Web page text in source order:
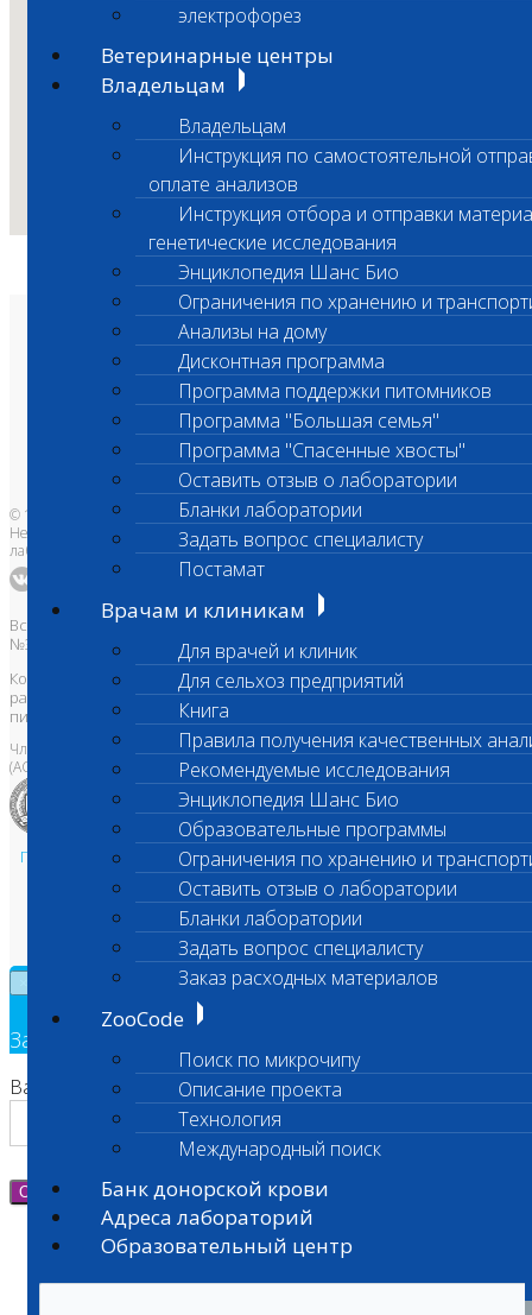
электрофорез
Ветеринарные центры
Владельцам
Владельцам
Инструкция по самостоятельной
оплате анализов
Инструкция отбора и отправки
генетические исследования
Энциклопедия Шанс Био
Ограничения по хранению и
Анализы на дому
Дисконтная программа
Программа поддержки питомников
Программа "Большая семья"
Программа "Спасенные хвосты"
Оставить отзыв о лаборатории
Бланки лаборатории
Задать вопрос специалисту
Постамат
Врачам и клиникам
Для врачей и клиник
Для сельхоз предприятий
Книга
Правила получения качественных
Рекомендуемые исследования
Энциклопедия Шанс Био
Образовательные программы
Ограничения по хранению и
Оставить отзыв о лаборатории
Бланки лаборатории
Задать вопрос специалисту
Заказ расходных материалов
ZooCode
Поиск по микрочипу
Описание проекта
Технология
Международный поиск
Банк донорской крови
Адреса лабораторий
Образовательный центр
О лаборатории
Анализы и цены
Ветеринарные центры
Владельцам
Врачам и клиникам
Бланки лаборатории
Банк донорской крови
Адреса лабораторий
© 1996-2026
Независимая ветеринарная
лаборатория Шанс Био
Все права защищены и охраняются законом. Товарный знак
№395740 от 2008 г. ООО "ШАНС БИО"
Копирование, тиражирование, а также использование материалов,
размещенных на сайтеwww.vetlab.ruвозможно только с
письменного разрешения Правообладателя
Член Национальной ветеринарной палаты
(АСРО НВП)
Политика в области персональных данных и конфиденциальности
Пользовательское соглашение
Техническая поддержка
Заявка на обратный звонок
Ваш номер телефона
Отправить